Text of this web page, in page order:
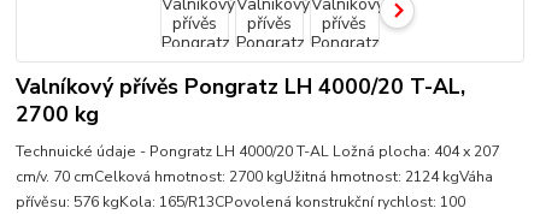
Valníkový přívěs Pongratz LH 4000/20 T-AL,
2700 kg
Technuické údaje - Pongratz LH 4000/20 T-AL Ložná plocha: 404 x 207
cm/v. 70 cmCelková hmotnost: 2700 kgUžitná hmotnost: 2124 kgVáha
přívěsu: 576 kgKola: 165/R13CPovolená konstrukční rychlost: 100